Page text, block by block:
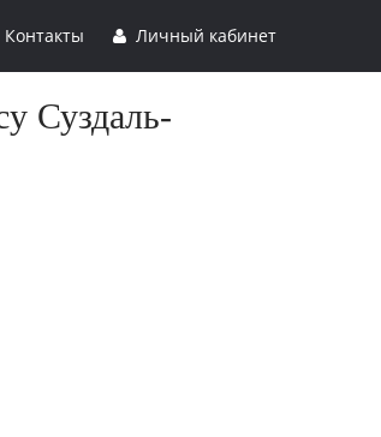
Контакты Личный кабинет
Суздаль-